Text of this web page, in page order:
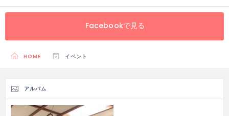
Facebookで見る
HOME イベント
アルバム